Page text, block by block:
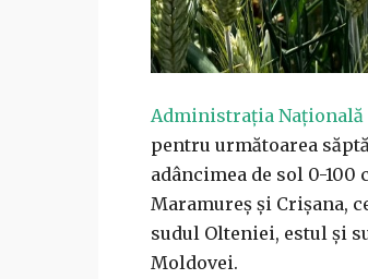
Administraţia Naţională
pentru următoarea
adâncimea de sol 0-
Maramureş şi Crişana,
sudul Olteniei, estul şi
Moldovei.